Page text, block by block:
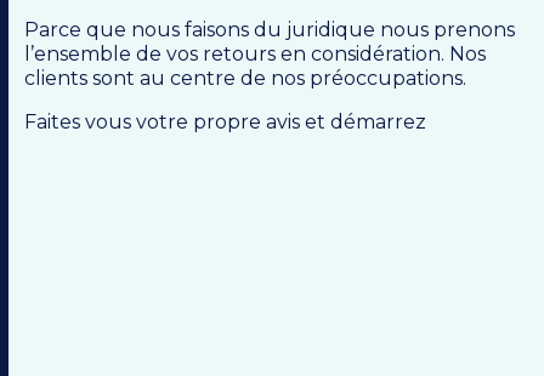
Parce que nous faisons du juridique nous prenons
l’ensemble de vos retours en considération. Nos
clients sont au centre de nos préoccupations.
Faites vous votre propre avis et démarrez